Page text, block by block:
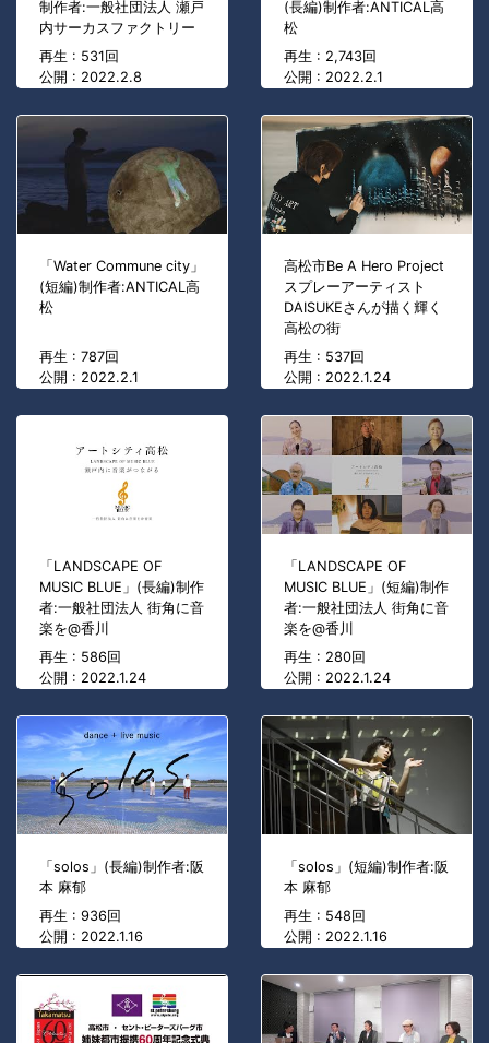
制作者:一般社団法人 瀬戸
内サーカスファクトリー
再生 : 531回
公開 : 2022.2.8
(長編)制作者:ANTICAL高
松
再生 : 2,743回
公開 : 2022.2.1
「Water Commune city」
(短編)制作者:ANTICAL高
松
再生 : 787回
公開 : 2022.2.1
高松市Be A Hero Project
スプレーアーティスト
DAISUKEさんが描く輝く
高松の街
再生 : 537回
公開 : 2022.1.24
「LANDSCAPE OF
MUSIC BLUE」(長編)制作
者:一般社団法人 街角に音
楽を@香川
再生 : 586回
公開 : 2022.1.24
「LANDSCAPE OF
MUSIC BLUE」(短編)制作
者:一般社団法人 街角に音
楽を@香川
再生 : 280回
公開 : 2022.1.24
「solos」(長編)制作者:阪
本 麻郁
再生 : 936回
公開 : 2022.1.16
「solos」(短編)制作者:阪
本 麻郁
再生 : 548回
公開 : 2022.1.16